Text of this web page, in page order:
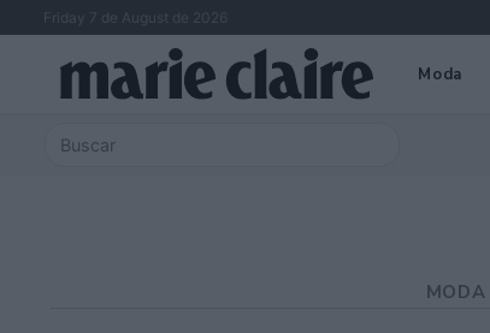
Friday 7 de August de 2026
Moda
MODA